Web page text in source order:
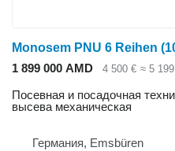
Monosem PNU 6 Reihen
1 899 000 AMD
4 500 € ≈ 5
Посевная и посадочная
высева механическая
Германия, Emsbüren